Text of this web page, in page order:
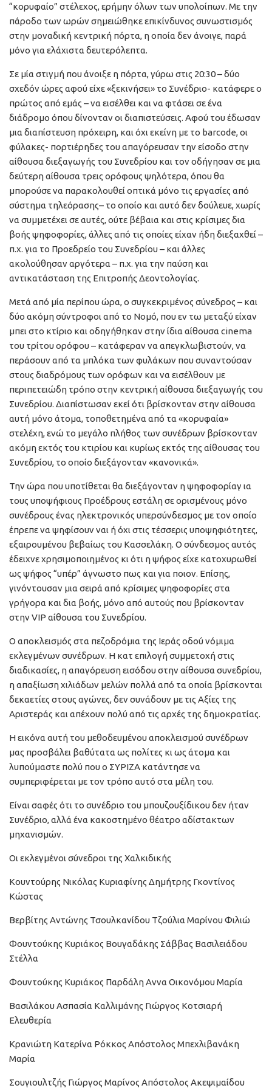
“κορυφαίο” στέλεχος, ερήμην όλων των υπολοίπων. Με την
πάροδο των ωρών σημειώθηκε επικίνδυνος συνωστισμός
στην μοναδική κεντρική πόρτα, η οποία δεν άνοιγε, παρά
μόνο για ελάχιστα δευτερόλεπτα.
Σε μία στιγμή που άνοιξε η πόρτα, γύρω στις 20:30 – δύο
σχεδόν ώρες αφού είχε «ξεκινήσει» το Συνέδριο- κατάφερε ο
πρώτος από εμάς – να εισέλθει και να φτάσει σε ένα
διάδρομο όπου δίνονταν οι διαπιστεύσεις. Αφού του έδωσαν
μια διαπίστευση πρόχειρη, και όχι εκείνη με το barcode, οι
φύλακες- πορτιέρηδες του απαγόρευσαν την είσοδο στην
αίθουσα διεξαγωγής του Συνεδρίου και τον οδήγησαν σε μια
δεύτερη αίθουσα τρεις ορόφους ψηλότερα, όπου θα
μπορούσε να παρακολουθεί οπτικά μόνο τις εργασίες από
σύστημα τηλεόρασης– το οποίο και αυτό δεν δούλευε, χωρίς
να συμμετέχει σε αυτές, ούτε βέβαια και στις κρίσιμες δια
βοής ψηφοφορίες, άλλες από τις οποίες είχαν ήδη διεξαχθεί –
π.χ. για το Προεδρείο του Συνεδρίου – και άλλες
ακολούθησαν αργότερα – π.χ. για την παύση και
αντικατάσταση της Επιτροπής Δεοντολογίας.
Μετά από μία περίπου ώρα, ο συγκεκριμένος σύνεδρος – και
δύο ακόμη σύντροφοι από το Νομό, που εν τω μεταξύ είχαν
μπει στο κτίριο και οδηγήθηκαν στην ίδια αίθουσα cinema
του τρίτου ορόφου – κατάφεραν να απεγκλωβιστούν, να
περάσουν από τα μπλόκα των φυλάκων που συναντούσαν
στους διαδρόμους των ορόφων και να εισέλθουν με
περιπετειώδη τρόπο στην κεντρική αίθουσα διεξαγωγής του
Συνεδρίου. Διαπίστωσαν εκεί ότι βρίσκονταν στην αίθουσα
αυτή μόνο άτομα, τοποθετημένα από τα «κορυφαία»
στελέχη, ενώ το μεγάλο πλήθος των συνέδρων βρίσκονταν
ακόμη εκτός του κτιρίου και κυρίως εκτός της αίθουσας του
Συνεδρίου, το οποίο διεξάγονταν «κανονικά».
Την ώρα που υποτίθεται θα διεξάγονταν η ψηφοφορίαγ ια
τους υποψήφιους Προέδρους εστάλη σε ορισμένους μόνο
συνέδρους ένας ηλεκτρονικός υπερσύνδεσμος με τον οποίο
έπρεπε να ψηφίσουν ναι ή όχι στις τέσσερις υποψηφιότητες,
εξαιρουμένου βεβαίως του Κασσελάκη. Ο σύνδεσμος αυτός
έδειχνε χρησιμοποιημένος κι ότι η ψήφος είχε κατοχυρωθεί
ως ψήφος “υπέρ” άγνωστο πως και για ποιον. Επίσης,
γινόντουσαν μια σειρά από κρίσιμες ψηφοφορίες στα
γρήγορα και δια βοής, μόνο από αυτούς που βρίσκονταν
στην VIP αίθουσα του Συνεδρίου.
Ο αποκλεισμός στα πεζοδρόμια της Ιεράς οδού νόμιμα
εκλεγμένων συνέδρων. Η κατ επιλογή συμμετοχή στις
διαδικασίες, η απαγόρευση εισόδου στην αίθουσα συνεδρίου,
η απαξίωση χιλιάδων μελών πολλά από τα οποία βρίσκονται
δεκαετίες στους αγώνες, δεν συνάδουν με τις Αξίες της
Αριστεράς και απέχουν πολύ από τις αρχές της δημοκρατίας.
Η εικόνα αυτή του μεθοδευμένου αποκλεισμού συνέδρων
μας προσβάλει βαθύτατα ως πολίτες κι ως άτομα και
λυπούμαστε πολύ που ο ΣΥΡΙΖΑ κατάντησε να
συμπεριφέρεται με τον τρόπο αυτό στα μέλη του.
Είναι σαφές ότι το συνέδριο του μπουζουξίδικου δεν ήταν
Συνέδριο, αλλά ένα κακοστημένο θέατρο αδίστακτων
μηχανισμών.
Οι εκλεγμένοι σύνεδροι της Χαλκιδικής
Κουντούρης Νικόλας Κυριαφίνης Δημήτρης Γκοντίνος
Κώστας
Βερβίτης Αντώνης Τσουλκανίδου Τζούλια Μαρίνου Φιλιώ
Φουντούκης Κυριάκος Βουγαδάκης Σάββας Βασιλειάδου
Στέλλα
Φουντούκης Κυριάκος Παρδάλη Αννα Οικονόμου Μαρία
Βασιλάκου Ασπασία Καλλιμάνης Γιώργος Κοτσιαρή
Ελευθερία
Κρανιώτη Κατερίνα Ρόκκος Απόστολος Μπεχλιβανάκη
Μαρία
Σουγιουλτζής Γιώργος Μαρίνος Απόστολος Ακεψιμαίδου